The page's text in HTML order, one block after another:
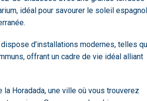
idéal pour savourer le soleil
d’installations modernes, telles
offrant un cadre de vie idéal alliant
Horadada, une ville où vous trouverez